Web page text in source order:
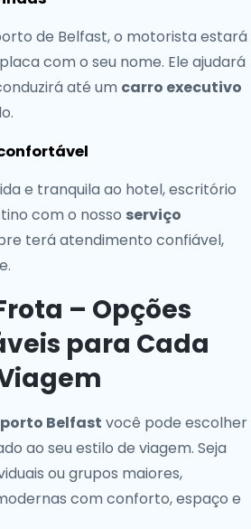
de Belfast, o motorista estará
com o seu nome. Ele ajudará
até um carro executivo
e tranquila ao hotel, escritório
com o nosso serviço
terá atendimento confiável,
– Opções
para Cada
Belfast você pode escolher
ao seu estilo de viagem. Seja
ou grupos maiores,
com conforto, espaço e